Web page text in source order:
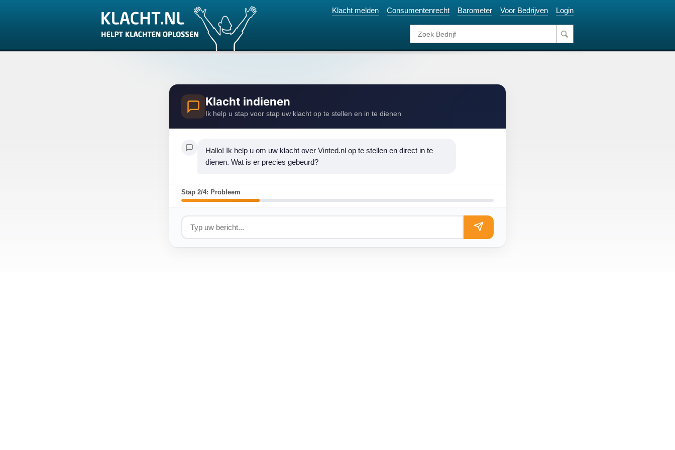
Klacht melden Consumentenrecht Barometer Voor Bedrijven Login
Klacht indienen
Ik help u stap voor stap uw klacht op te stellen en in te dienen
Hallo! Ik help u om uw klacht over Vinted.nl op te stellen en direct in te
dienen. Wat is er precies gebeurd?
Stap 2/4: Probleem